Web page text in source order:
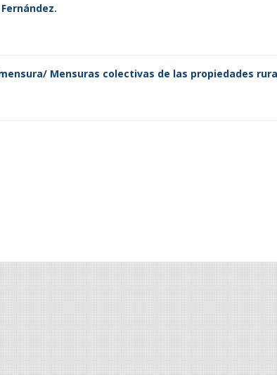
Mensuras colectivas de las propiedades